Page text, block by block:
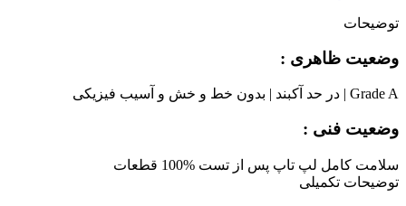
توضیحات
وضعیت ظاهری :
Grade A | در حد آکبند | بدون خط و خش و آسیب فیزیکی
وضعیت فنی :
سلامت کامل لپ تاپ پس از تست %100 قطعات
توضیحات تکمیلی